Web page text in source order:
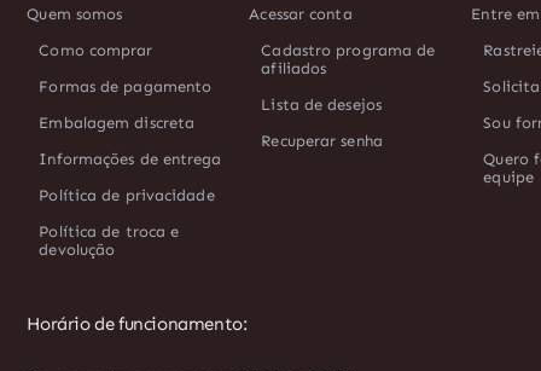
Quem somos
Como comprar
Formas de pagamento
Embalagem discreta
Informações de entrega
Política de privacidade
Política de troca e
devolução
Acessar conta
Cadastro programa de
afiliados
Lista de desejos
Recuperar senha
Entre
Sou
Quero
equipe
Horário de funcionamento: